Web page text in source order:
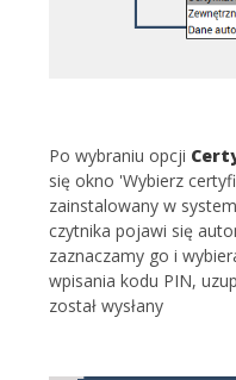
Po wybraniu opcji
się okno 'Wybierz
zainstalowany w
czytnika pojawi się
zaznaczamy go i
wpisania kodu PIN,
został wysłany